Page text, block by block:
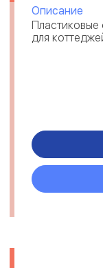
Описание
Пластиковые
для